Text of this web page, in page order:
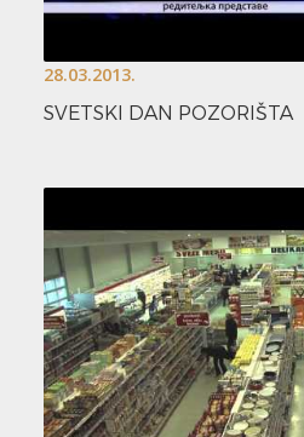
28.03.2013.
SVETSKI DAN POZORIŠTA